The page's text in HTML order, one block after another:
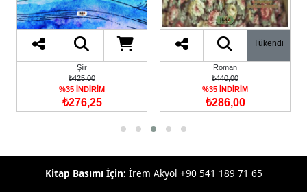
₺440,00
%35 İNDİRİM
₺286,00
₺215,00
%75 İNDİRİM
₺53,75
Kitap Basımı İçin: İrem Akyol +90 541 189 71 65